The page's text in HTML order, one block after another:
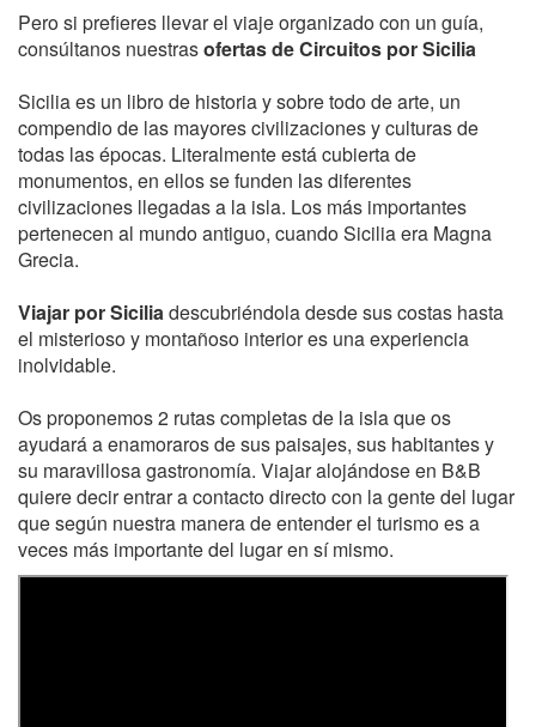
Pero si prefieres llevar el viaje organizado con un guía,
consúltanos nuestrasofertas de Circuitos por Sicilia
Sicilia es un libro de historia y sobre todo de arte, un
compendio de las mayores civilizaciones y culturas de
todas las épocas. Literalmente está cubierta de
monumentos, en ellos se funden las diferentes
civilizaciones llegadas a la isla. Los más importantes
pertenecen al mundo antiguo, cuando Sicilia era Magna
Grecia.
Viajar por Siciliadescubriéndola desde sus costas hasta
el misterioso y montañoso interior es una experiencia
inolvidable.
Os proponemos 2 rutas completas de la isla que os
ayudará a enamoraros de sus paisajes, sus habitantes y
su maravillosa gastronomía. Viajar alojándose en B&B
quiere decir entrar a contacto directo con la gente del lugar
que según nuestra manera de entender el turismo es a
veces más importante del lugar en sí mismo.